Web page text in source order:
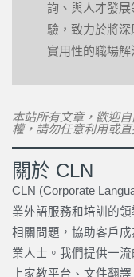
詢、與人才發
驗，致力於將
實用性的職場解
本站所有文章，歡迎
權，請勿任意利用或
關於 CLN
CLN (Corporate
業外語服務和培訓的
相關問題，協助客戶
業人士。我們提供一
上家教平台、文件翻